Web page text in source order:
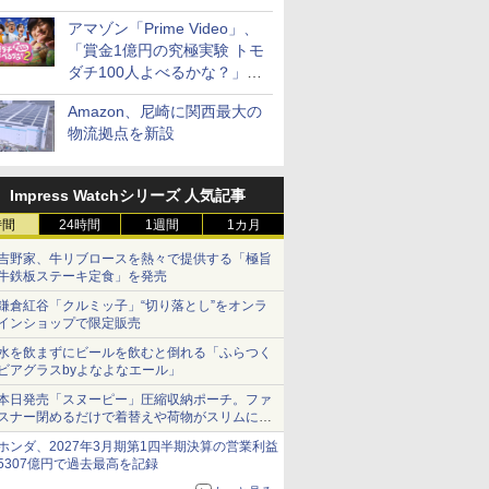
見放題
アマゾン「Prime Video」、
「賞金1億円の究極実験 トモ
ダチ100人よべるかな？」シ
ーズン2の参加者公開
Amazon、尼崎に関西最大の
物流拠点を新設
Impress Watchシリーズ 人気記事
24時間 1週間 1カ月
野家、牛リブロースを熱々で提供する「極旨
鉄板ステーキ定食」を発売
倉紅谷「クルミッ子」“切り落とし”をオンラ
ンショップで限定販売
を飲まずにビールを飲むと倒れる「ふらつく
アグラスbyよなよなエール」
日発売「スヌーピー」圧縮収納ポーチ。ファ
ナー閉めるだけで着替えや荷物がスリムにま
まる
ンダ、2027年3月期第1四半期決算の営業利益
億円で過去最高を記録